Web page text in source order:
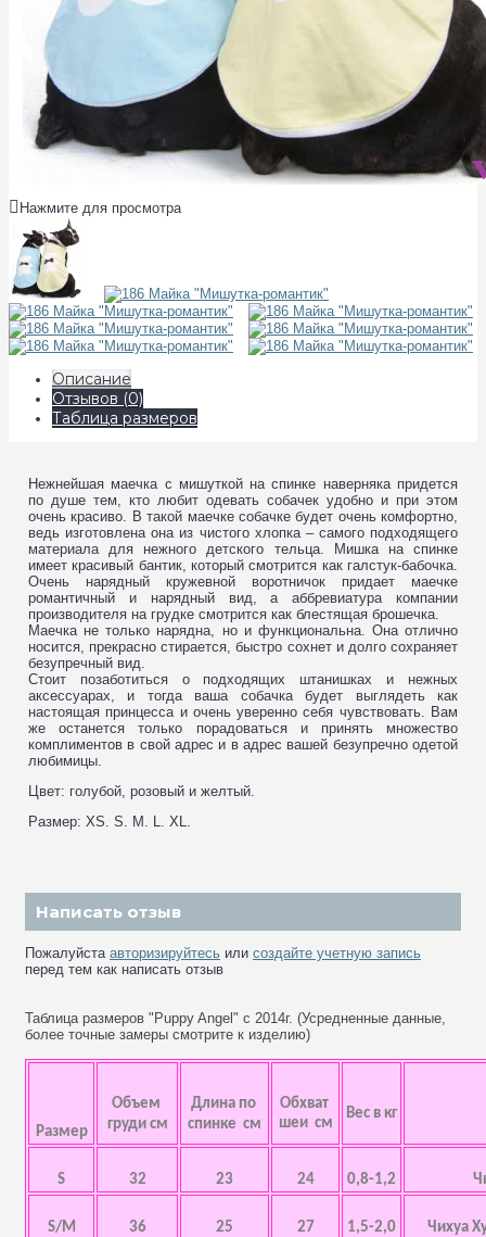
Нажмите для просмотра
Описание
Отзывов (0)
Таблица размеров
Нежнейшая маечка с мишуткой на спинке наверняка придется
по душе тем, кто любит одевать собачек удобно и при этом
очень красиво. В такой маечке собачке будет очень комфортно,
ведь изготовлена она из чистого хлопка – самого подходящего
материала для нежного детского тельца. Мишка на спинке
имеет красивый бантик, который смотрится как галстук-бабочка.
Очень нарядный кружевной воротничок придает маечке
романтичный и нарядный вид, а аббревиатура компании
производителя на грудке смотрится как блестящая брошечка.
Маечка не только нарядна, но и функциональна. Она отлично
носится, прекрасно стирается, быстро сохнет и долго сохраняет
безупречный вид.
Стоит позаботиться о подходящих штанишках и нежных
аксессуарах, и тогда ваша собачка будет выглядеть как
настоящая принцесса и очень уверенно себя чувствовать. Вам
же останется только порадоваться и принять множество
комплиментов в свой адрес и в адрес вашей безупречно одетой
любимицы.
Цвет: голубой, розовый и желтый.
Размер: XS. S. M. L. XL.
Написать отзыв
Пожалуйста авторизируйтесь или создайте учетную запись
перед тем как написать отзыв
Таблица размеров "Puppy Angel" с 2014г. (Усредненные данные,
более точные замеры смотрите к изделию)
Размер
Объем
груди см
Длина по
спинке см
Обхват
шеи см
Вес в кг
S 32 23 24 0,8-1,2
S/M 36 25 27 1,5-2,0 Чихуа